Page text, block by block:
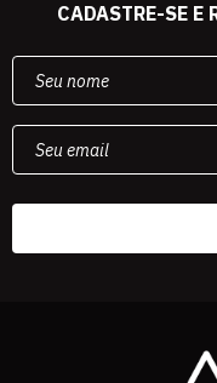
CADASTRE-SE E